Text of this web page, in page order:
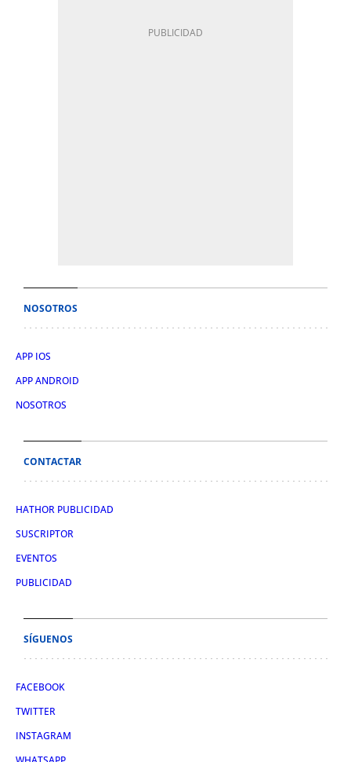
NOSOTROS
APP IOS
APP ANDROID
NOSOTROS
CONTACTAR
HATHOR PUBLICIDAD
SUSCRIPTOR
EVENTOS
PUBLICIDAD
SÍGUENOS
FACEBOOK
TWITTER
INSTAGRAM